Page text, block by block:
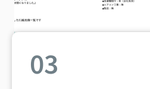
03